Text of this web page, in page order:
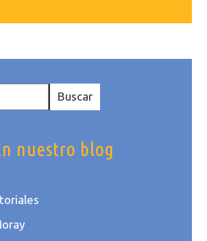
Buscar
nuestro blog